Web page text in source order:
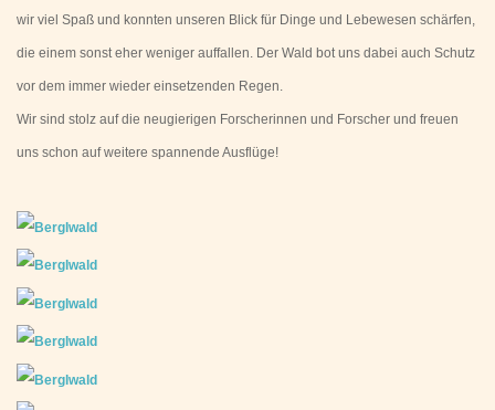
wir viel Spaß und konnten unseren Blick für Dinge und Lebewesen schärfen,
die einem sonst eher weniger auffallen. Der Wald bot uns dabei auch Schutz
vor dem immer wieder einsetzenden Regen.
Wir sind stolz auf die neugierigen Forscherinnen und Forscher und freuen
uns schon auf weitere spannende Ausflüge!